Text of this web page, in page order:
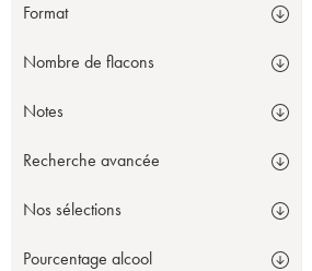
Format
Nombre de flacons
Notes
Recherche avancée
Nos sélections
Pourcentage alcool